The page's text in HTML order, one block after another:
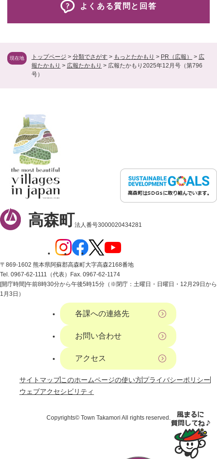
現在地 トップページ > 分類でさがす > もっとたかもり > PR（広報） > 広
報たかもり > 広報たかもり > 広報たかもり2025年12月号（第796
号）
よくある質問と回答
高森町法人番号3000020434281
〒869-1602 熊本県阿蘇郡高森町大字高森2168番地
Tel. 0967-62-1111（代表） Fax. 0967-62-1174
[開庁時間]午前8時30分から午後5時15分（※閉庁：土曜日・日曜日・12月29日から
1月3日）
各課への連絡先
お問い合わせ
アクセス
サイトマップこのホームページの使い方プライバシーポリシー
ウェブアクセシビリティ
Copyrights© Town Takamori All rights reserved.